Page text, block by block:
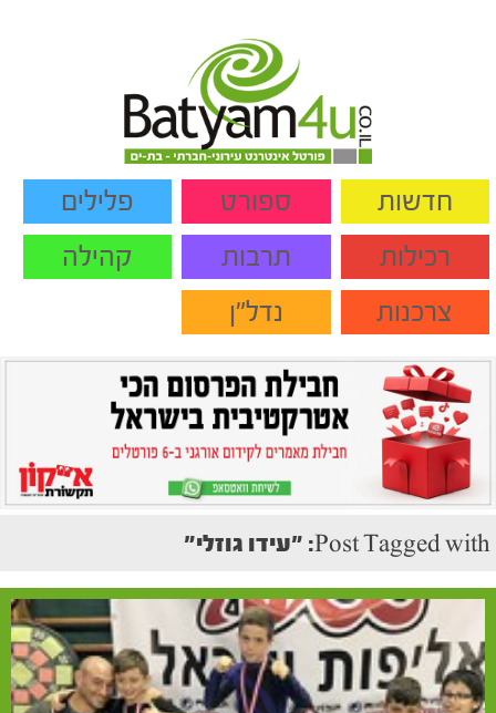
חדשות ספורט
פלילים
רכילות
תרבות
קהילה
צרכנות
נדל"ן
Post Tagged with: "עידו גוזלי"